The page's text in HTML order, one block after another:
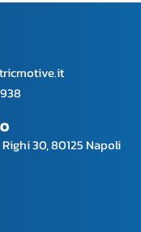
30, 80125 Napoli